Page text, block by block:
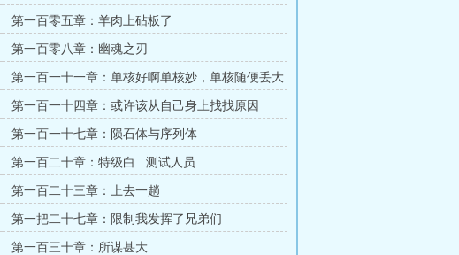
第一百零五章：羊肉上砧板了
第一百零八章：幽魂之刃
第一百一十一章：单核好啊单核妙，单核随便丢大
招~
第一百一十四章：或许该从自己身上找找原因
第一百一十七章：陨石体与序列体
第一百二十章：特级白...测试人员
第一百二十三章：上去一趟
第一把二十七章：限制我发挥了兄弟们
第一百三十章：所谋甚大